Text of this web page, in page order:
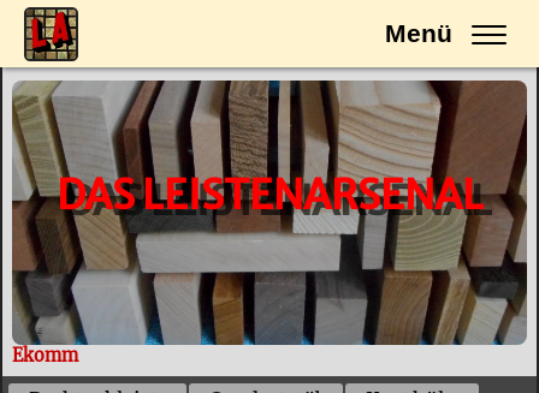
Menü
DAS LEISTENARSENAL
Ekomm